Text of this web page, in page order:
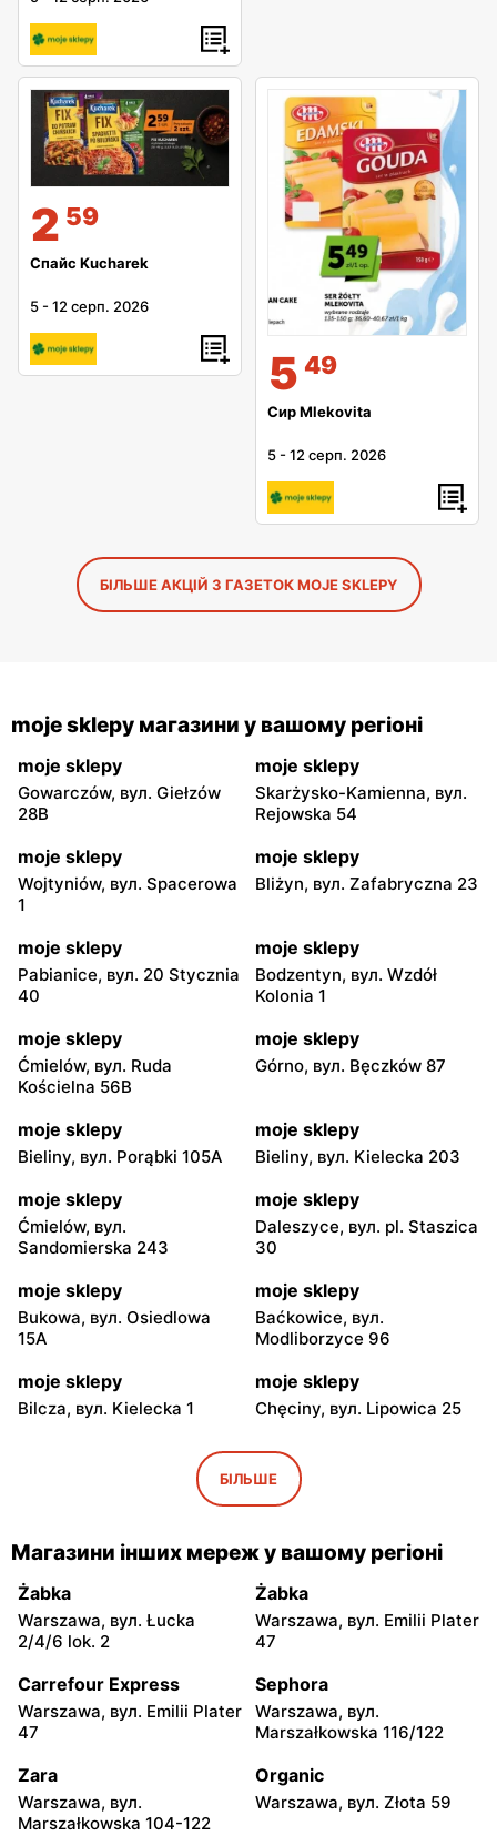
2 59
Спайс Kucharek
5 -12 серп. 2026
5 49
Сир Mlekovita
5 -12 серп. 2026
БІЛЬШЕ АКЦІЙ З ГАЗЕТОК MOJE SKLEPY
moje sklepy магазини у вашому регіоні
moje sklepy
Gowarczów, вул. Giełzów
28B
moje sklepy
Skarżysko-Kamienna, вул.
Rejowska 54
moje sklepy
Wojtyniów, вул. Spacerowa
1
moje sklepy
Bliżyn, вул. Zafabryczna 23
moje sklepy
Pabianice, вул. 20 Stycznia
40
moje sklepy
Bodzentyn, вул. Wzdół
Kolonia 1
moje sklepy
Ćmielów, вул. Ruda
Kościelna 56B
moje sklepy
Górno, вул. Bęczków 87
moje sklepy
Bieliny, вул. Porąbki 105A
moje sklepy
Bieliny, вул. Kielecka 203
moje sklepy
Ćmielów, вул.
Sandomierska 243
moje sklepy
Daleszyce, вул. pl. Staszica
30
moje sklepy
Bukowa, вул. Osiedlowa
15A
moje sklepy
Baćkowice, вул.
Modliborzyce 96
moje sklepy
Bilcza, вул. Kielecka 1
moje sklepy
Chęciny, вул. Lipowica 25
Iwaniska, вул. Ujazdowska
moje sklepy
Bogoria, вул. Rynek 30
moje sklepy
Gorzyce, вул. Szkolna 44
moje sklepy
Grębów, вул. Wydrza 180
moje sklepy
Jadachy, вул. Jadachy 111
moje sklepy
Jeżowe, вул. Zalesie 77
moje sklepy
Kazimierza Wielka, вул.
Kolejowa 15
moje sklepy
Kamień, вул. Błonie 23
moje sklepy
Górki, вул. Górki 71
moje sklepy
Gumniska, вул. Gumniska
БІЛЬШЕ
Магазини інших мереж у вашому регіоні
Żabka
Warszawa, вул. Łucka
2/4/6 lok. 2
Żabka
Warszawa, вул. Emilii Plater
47
Carrefour Express
Warszawa, вул. Emilii Plater
47
Sephora
Warszawa, вул.
Marszałkowska 116/122
Zara
Warszawa, вул.
Marszałkowska 104-122
Organic
Warszawa, вул. Złota 59